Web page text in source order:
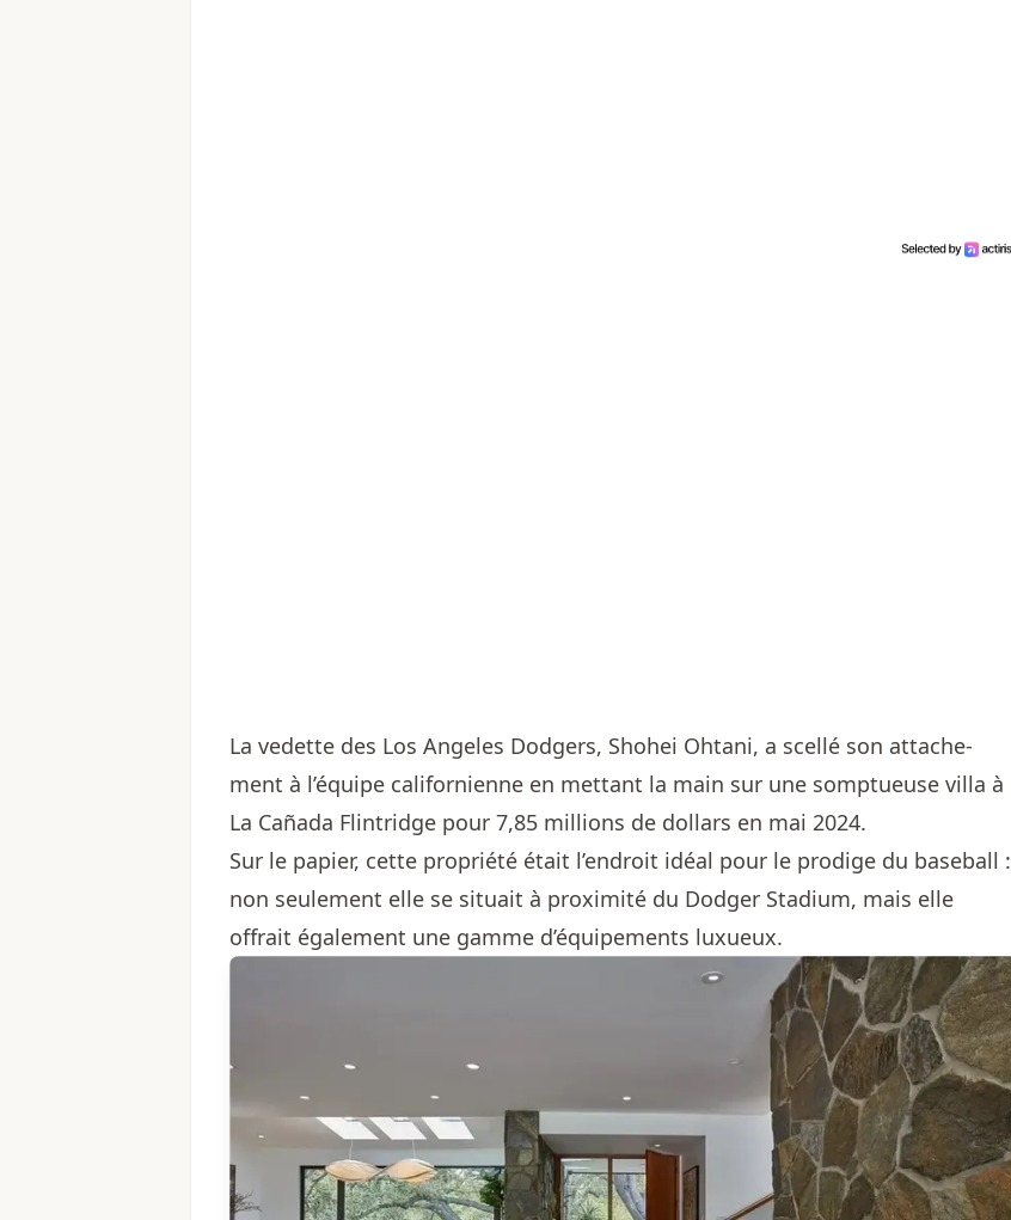
La vedette des Los Angeles Dodgers, Shohei Ohtani, a scellé son attache­
ment à l’équipe californienne en mettant la main sur une somptueuse villa à
La Cañada Flintridge pour 7,85 millions de dollars en mai 2024.
Sur le papier, cette propriété était l’endroit idéal pour le prodige du baseball :
non seulement elle se situait à proximité du Dodger Stadium, mais elle
offrait également une gamme d’équipements luxueux.